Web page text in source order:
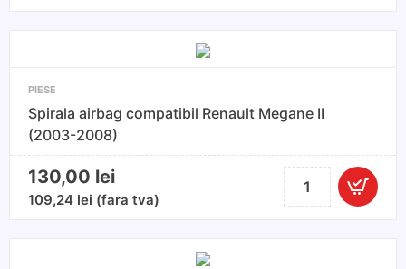
PIESE
Spirala airbag compatibil Renault Megane II
(2003-2008)
130,00 lei
109,24 lei (fara tva)
Cantitate
Spirala